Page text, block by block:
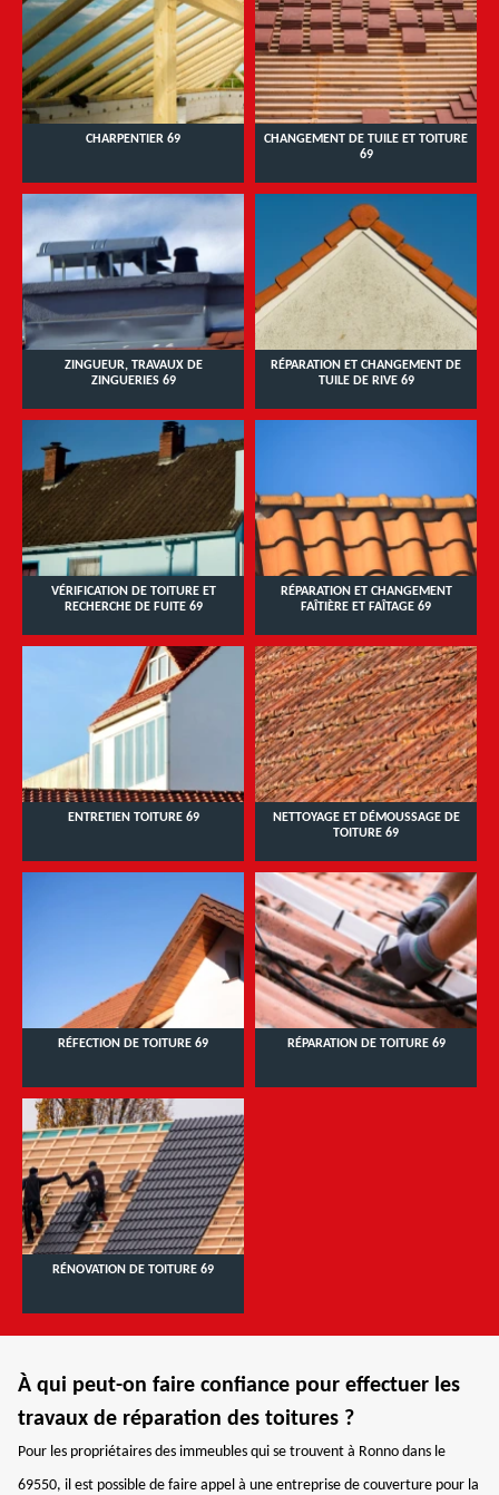
CHARPENTIER 69
CHANGEMENT DE TUILE ET TOITURE
69
ZINGUEUR, TRAVAUX DE
ZINGUERIES 69
RÉPARATION ET CHANGEMENT DE
TUILE DE RIVE 69
VÉRIFICATION DE TOITURE ET
RECHERCHE DE FUITE 69
RÉPARATION ET CHANGEMENT
FAÎTIÈRE ET FAÎTAGE 69
ENTRETIEN TOITURE 69
NETTOYAGE ET DÉMOUSSAGE DE
TOITURE 69
RÉFECTION DE TOITURE 69 RÉPARATION DE TOITURE 69
RÉNOVATION DE TOITURE 69
À qui peut-on faire confiance pour effectuer les
travaux de réparation des toitures ?
Pour les propriétaires des immeubles qui se trouvent à Ronno dans le
69550, il est possible de faire appel à une entreprise de couverture pour la